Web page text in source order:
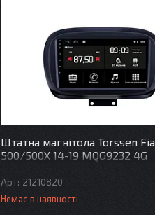
Штатна магнітола Torssen
500/500X 14-19 MQG9232 4G
21210820
Немає в наявності